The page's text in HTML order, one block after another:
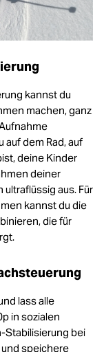
kannst du
machen, ganz
dem Rad, auf
deine Kinder
deiner
aus. Für
kannst du die
die für
lass alle
in sozialen
Stabilisierung bei
und speichere